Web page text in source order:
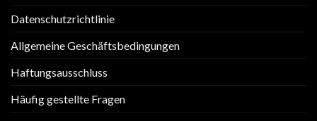
Datenschutzrichtlinie
Allgemeine Geschäftsbedingungen
Haftungsausschluss
Häufig gestellte Fragen